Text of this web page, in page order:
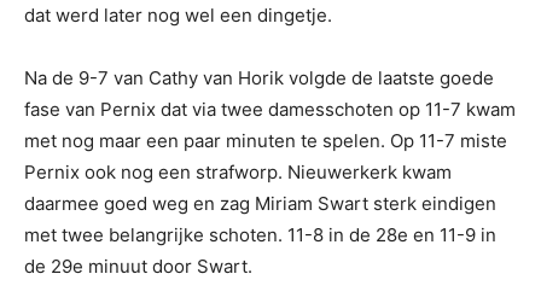
dat werd later nog wel een dingetje.
Na de 9-7 van Cathy van Horik volgde de laatste goede
fase van Pernix dat via twee damesschoten op 11-7 kwam
met nog maar een paar minuten te spelen. Op 11-7 miste
Pernix ook nog een strafworp. Nieuwerkerk kwam
daarmee goed weg en zag Miriam Swart sterk eindigen
met twee belangrijke schoten. 11-8 in de 28e en 11-9 in
de 29e minuut door Swart.